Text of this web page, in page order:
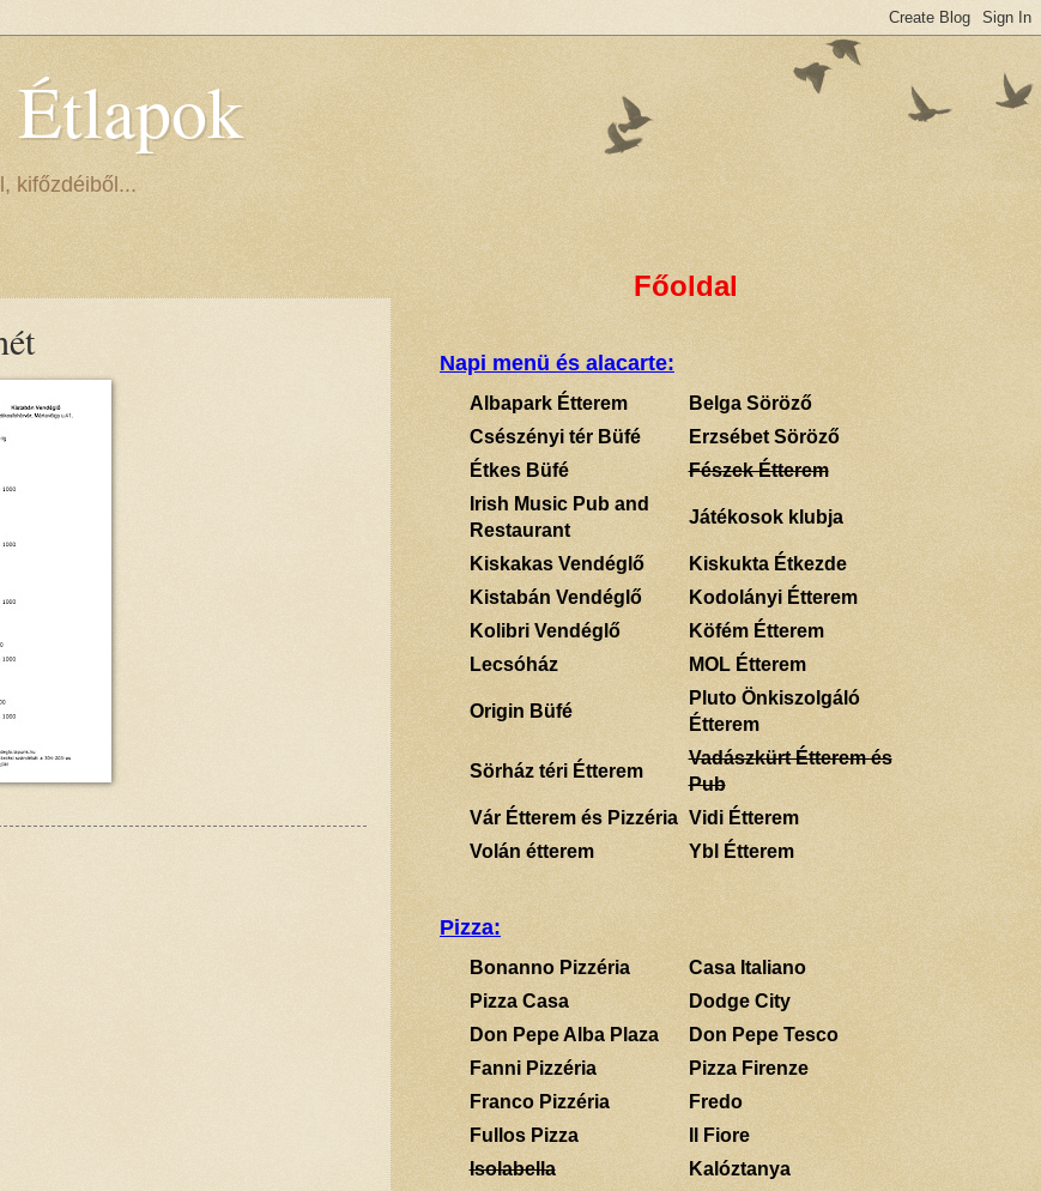
Étlapok
kifőzdéiből...
Főoldal
Napi menü és alacarte:
Albapark Étterem
Belga Söröző
Csészényi tér Büfé
Erzsébet Söröző
Étkes Büfé
Fészek Étterem
Irish Music Pub and
Restaurant
Játékosok klubja
Kiskakas Vendéglő
Kiskukta Étkezde
Kistabán Vendéglő
Kodolányi Étterem
Kolibri Vendéglő
Köfém Étterem
Lecsóház
MOL Étterem
Origin Büfé
Pluto Önkiszolgáló
Étterem
Sörház téri Étterem
Vadászkürt Étterem és
Pub
Vár Étterem és Pizzéria Vidi Étterem
Volán étterem
Ybl Étterem
Pizza:
Bonanno Pizzéria
Casa Italiano
Pizza Casa
Dodge City
Don Pepe Alba Plaza
Don Pepe Tesco
Fanni Pizzéria
Pizza Firenze
Franco Pizzéria
Fredo
Fullos Pizza
Il Fiore
Isolabella
Kalóztanya